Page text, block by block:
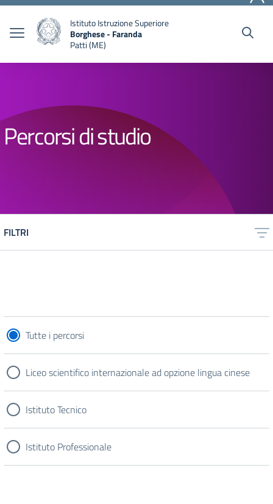
Istituto Istruzione Superiore
Borghese - Faranda
Patti (ME)
Percorsi di studio
FILTRI
Tutte i percorsi
Liceo scientifico internazionale ad opzione lingua cinese
Istituto Tecnico
Istituto Professionale